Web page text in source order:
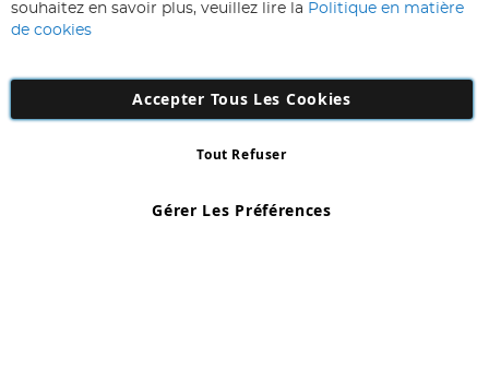
d’information
:
Number: 863029607
souhaitez en savoir plus, veuillez lire la Politique en matière
de cookies
Accepter Tous Les Cookies
Gérer Les Préférences
Tout Refuser